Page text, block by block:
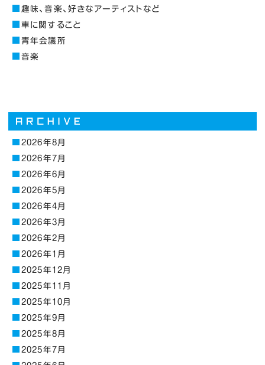
趣味、音楽、好きなアーティストなど
車に関すること
青年会議所
音楽
2026年8月
2026年7月
2026年6月
2026年5月
2026年4月
2026年3月
2026年2月
2026年1月
2025年12月
2025年11月
2025年10月
2025年9月
2025年8月
2025年7月